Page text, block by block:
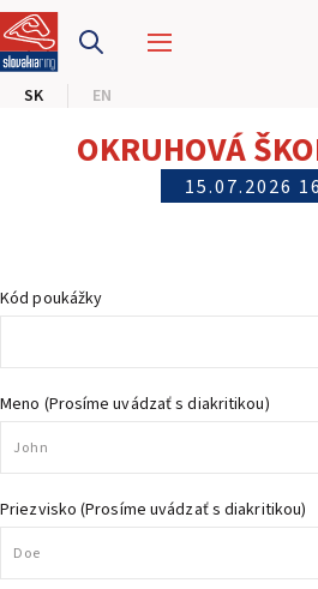
SK EN
PRETEKÁRSKY OKRUH
CENTRUM BEZPEČNEJ JAZDY
KALENDÁR
SK
EN
MAPA STRÁNKY
E-SHOP A VSTUPENKY
PRE FIRMY
PODUJATIA 2026
KONTAKTY
OKRUHOVÁ
15.07.2026
Kód poukážky
Meno (Prosíme uvádzať s diakritikou)
Priezvisko (Prosíme uvádzať s diakritikou)